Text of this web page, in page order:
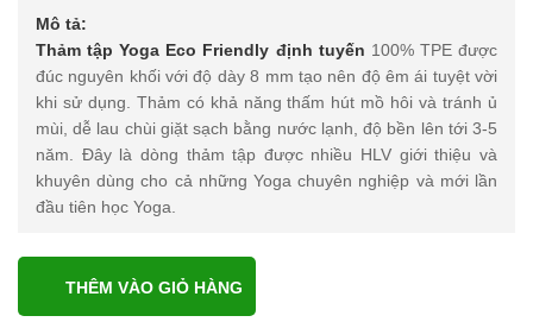
Mô tả:
Thảm tập Yoga Eco Friendly định tuyến 100% TPE được
đúc nguyên khối với độ dày 8 mm tạo nên độ êm ái tuyệt vời
khi sử dụng. Thảm có khả năng thấm hút mồ hôi và tránh ủ
mùi, dễ lau chùi giặt sạch bằng nước lạnh, độ bền lên tới 3-5
năm. Đây là dòng thảm tập được nhiều HLV giới thiệu và
khuyên dùng cho cả những Yoga chuyên nghiệp và mới lần
đầu tiên học Yoga.
THÊM VÀO GIỎ HÀNG